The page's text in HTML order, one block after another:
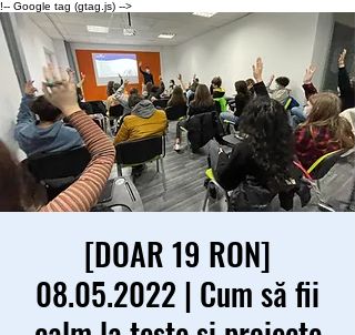
!-- Google tag (gtag.js) -->
[DOAR 19 RON]
08.05.2022 | Cum să fii